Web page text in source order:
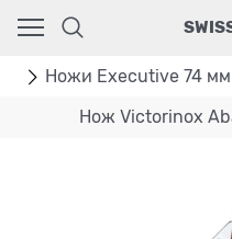
Ножи Executive 74 мм
Нож Victorinox
Ваш город - Москва,
угадали?
ДА НЕТ